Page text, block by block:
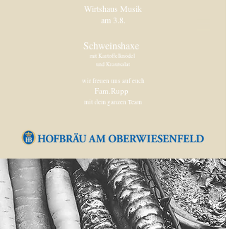
Wirtshaus Musik
am 3.8.
Schweinshaxe
mit Kartoffelknödel
und Krautsalat
wir freuen uns auf euch
Fam.Rupp
mit dem ganzen Team